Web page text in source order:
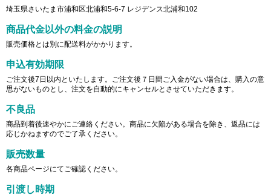
埼玉県さいたま市浦和区北浦和5-6-7 レジデンス北浦和102
商品代金以外の料金の説明
販売価格とは別に配送料がかかります。
申込有効期限
ご注文後7日以内といたします。ご注文後７日間ご入金がない場合は、購入の意
思がないものとし、注文を自動的にキャンセルとさせていただきます。
不良品
商品到着後速やかにご連絡ください。商品に欠陥がある場合を除き、返品には
応じかねますのでご了承ください。
販売数量
各商品ページにてご確認ください。
引渡し時期